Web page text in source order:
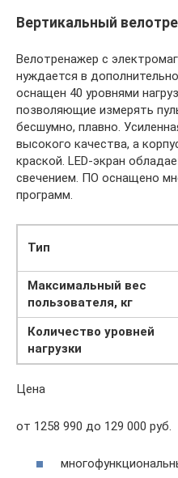
Вертикальный
Велотренажер с
нуждается в
оснащен 40 уровнями
позволяющие измерять
бесшумно, плавно.
высокого качества, а
краской. LЕD-экран
свечением. ПО оснащено
программ.
Тип
Максимальный вес
пользователя, кг
Количество уровней
нагрузки
Цена
от 1258 990 до 129 000 руб.